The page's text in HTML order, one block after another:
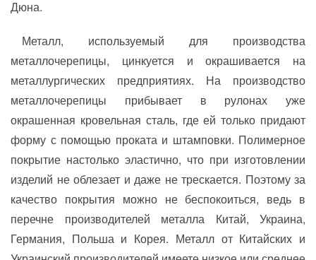
Дюна.
Металл, используемый для производства
металлочерепицы, цинкуется и окрашивается на
металлургических предприятиях. На производство
металлочерепицы прибывает в рулонах уже
окрашенная кровельная сталь, где ей только придают
форму с помощью проката и штамповки. Полимерное
покрытие настолько эластично, что при изготовлении
изделий не облезает и даже не трескается. Поэтому за
качество покрытия можно не беспокоиться, ведь в
перечне производителей металла Китай, Украина,
Германия, Польша и Корея. Металл от Китайских и